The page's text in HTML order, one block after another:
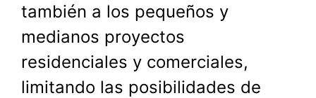
también a los pequeños y
medianos proyectos
residenciales y comerciales,
limitando las posibilidades de